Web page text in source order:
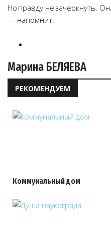
Но правду не зачеркнуть.
— напомнит.
Марина БЕЛЯЕВА
РЕКОМЕНДУЕМ
Коммунальный дом